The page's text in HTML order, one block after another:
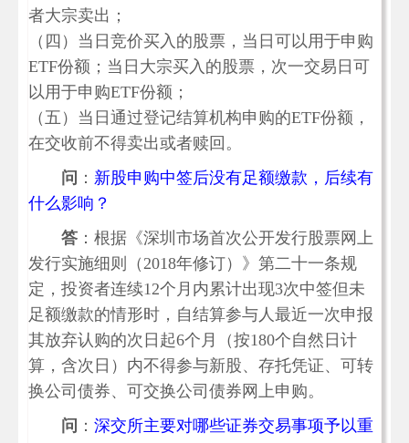
者大宗卖出；
（四）当日竞价买入的股票，当日可以用于申购
ETF份额；当日大宗买入的股票，次一交易日可
以用于申购ETF份额；
（五）当日通过登记结算机构申购的ETF份额，
在交收前不得卖出或者赎回。
问 ： 新股申购中签后没有足额缴款，后续有
什么影响？
答 ：根据《深圳市场首次公开发行股票网上
发行实施细则（2018年修订）》第二十一条规
定，投资者连续12个月内累计出现3次中签但未
足额缴款的情形时，自结算参与人最近一次申报
其放弃认购的次日起6个月（按180个自然日计
算，含次日）内不得参与新股、存托凭证、可转
换公司债券、可交换公司债券网上申购。
问 ： 深交所主要对哪些证券交易事项予以重